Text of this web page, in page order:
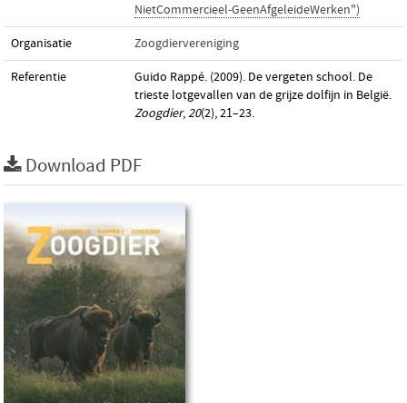
NietCommercieel-GeenAfgeleideWerken")
Organisatie Zoogdiervereniging
Referentie
Guido Rappé. (2009). De vergeten school. De
trieste lotgevallen van de grijze dolfijn in België.
Zoogdier,20(2), 21–23.
Download PDF